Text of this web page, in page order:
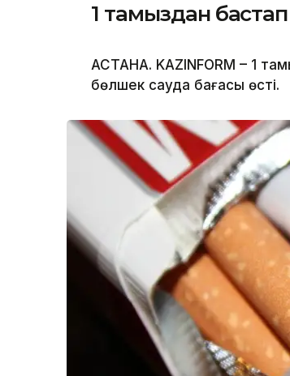
1 тамыздан
АСТАНА. KAZINFORM – 1
бөлшек сауда бағасы өсті.